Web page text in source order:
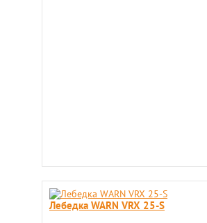
Лебедка WARN VRX 25-S